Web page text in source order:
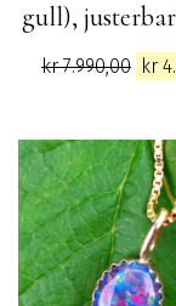
gull),
kr7.990,00
kr
kr